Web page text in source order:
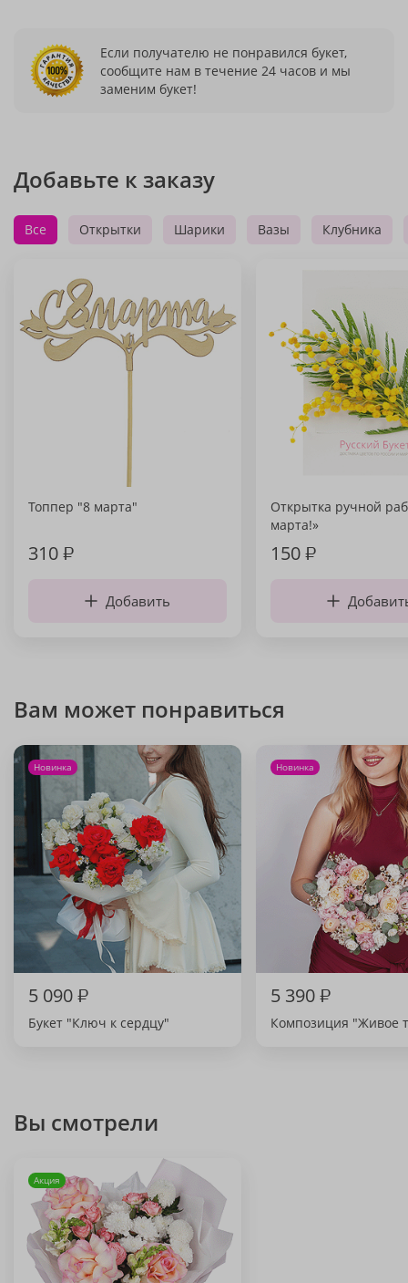
Если получателю не понравился букет,
сообщите нам в течение 24 часов и мы
заменим букет!
Добавьте к заказу
Все Открытки Шарики Вазы Клубника
Топпер "8 марта"
310₽
Добавить
Открытка ручной
марта!»
150₽
Вам может понравиться
Новинка
5 090₽
Букет "Ключ к сердцу"
Новинка
5 390₽
Композиция "Живое
Вы смотрели
Акция